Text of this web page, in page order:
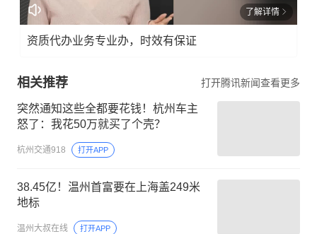
了解详情
资质代办业务专业办，时效有保证
相关推荐 打开腾讯新闻查看更多
突然通知这些全都要花钱！杭州车主
怒了：我花50万就买了个壳？
杭州交通918 打开APP
38.45亿！温州首富要在上海盖249米
地标
温州大叔在线 打开APP